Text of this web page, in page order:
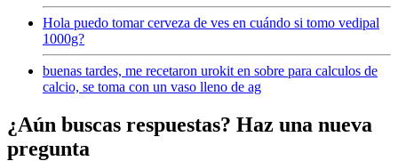
Hola puedo tomar cerveza de ves en cuándo si tomo vedipal
1000g?
buenas tardes, me recetaron urokit en sobre para calculos de
calcio, se toma con un vaso lleno de ag
¿Aún buscas respuestas? Haz una nueva
pregunta